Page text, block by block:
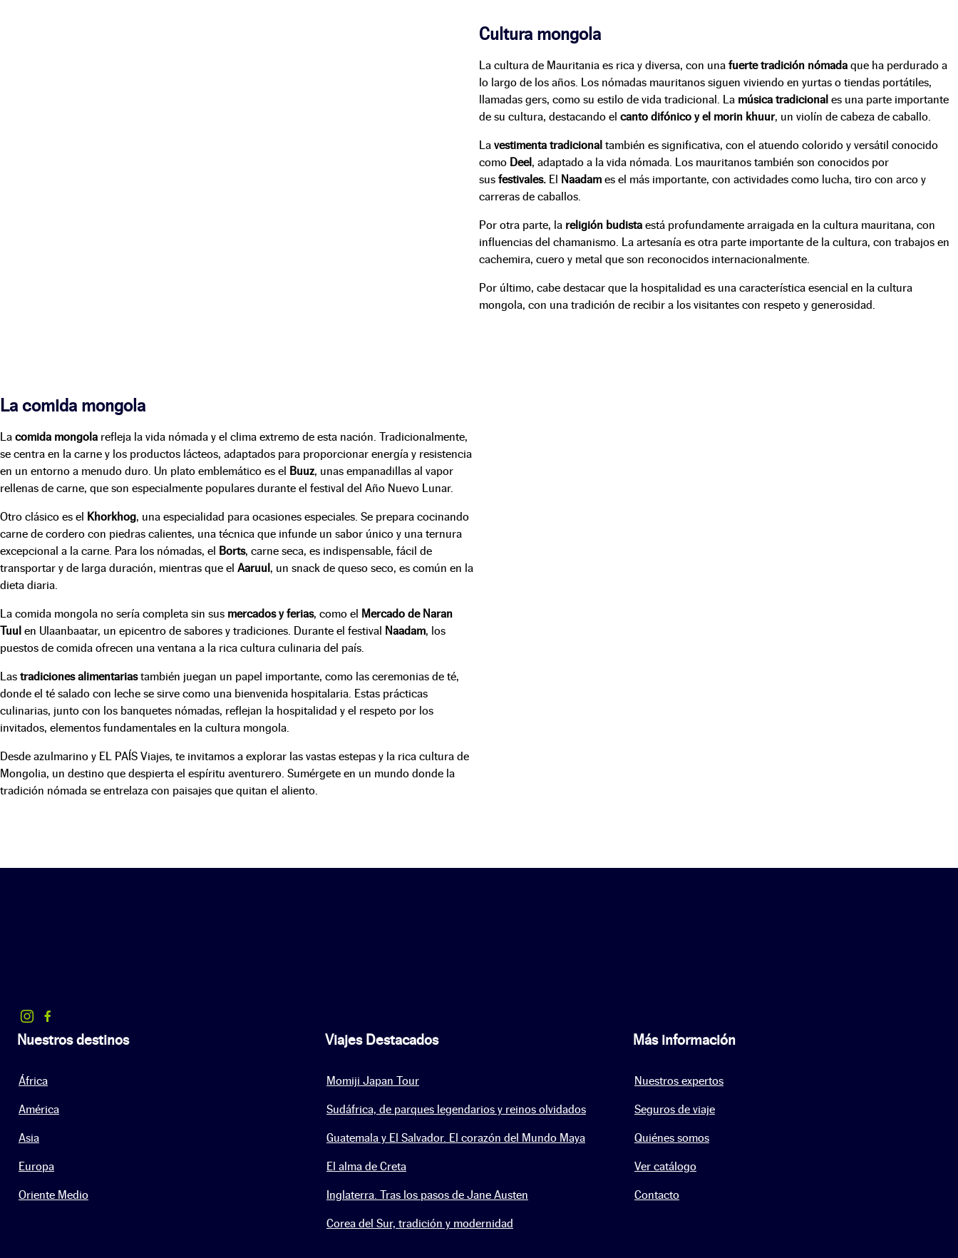
Cultura mongola
La cultura de Mauritania es rica y diversa, con una fuerte tradición nómada que ha perdurado a
lo largo de los años. Los nómadas mauritanos siguen viviendo en yurtas o tiendas portátiles,
llamadas gers, como su estilo de vida tradicional. La música tradicional es una parte importante
de su cultura, destacando el canto difónico y el morin khuur, un violín de cabeza de caballo.
La vestimenta tradicional también es significativa, con el atuendo colorido y versátil conocido
como Deel, adaptado a la vida nómada. Los mauritanos también son conocidos por
sus festivales. El Naadam es el más importante, con actividades como lucha, tiro con arco y
carreras de caballos.
Por otra parte, la religión budista está profundamente arraigada en la cultura mauritana, con
influencias del chamanismo. La artesanía es otra parte importante de la cultura, con trabajos en
cachemira, cuero y metal que son reconocidos internacionalmente.
Por último, cabe destacar que la hospitalidad es una característica esencial en la cultura
mongola, con una tradición de recibir a los visitantes con respeto y generosidad.
La comida mongola
La comida mongola refleja la vida nómada y el clima extremo de esta nación. Tradicionalmente,
se centra en la carne y los productos lácteos, adaptados para proporcionar energía y resistencia
en un entorno a menudo duro. Un plato emblemático es el Buuz, unas empanadillas al vapor
rellenas de carne, que son especialmente populares durante el festival del Año Nuevo Lunar.
Otro clásico es el Khorkhog, una especialidad para ocasiones especiales. Se prepara cocinando
carne de cordero con piedras calientes, una técnica que infunde un sabor único y una ternura
excepcional a la carne. Para los nómadas, el Borts, carne seca, es indispensable, fácil de
transportar y de larga duración, mientras que el Aaruul, un snack de queso seco, es común en la
dieta diaria.
La comida mongola no sería completa sin sus mercados y ferias, como el Mercado de Naran
Tuul en Ulaanbaatar, un epicentro de sabores y tradiciones. Durante el festival Naadam, los
puestos de comida ofrecen una ventana a la rica cultura culinaria del país.
Las tradiciones alimentariastambién juegan un papel importante, como las ceremonias de té,
donde el té salado con leche se sirve como una bienvenida hospitalaria. Estas prácticas
culinarias, junto con los banquetes nómadas, reflejan la hospitalidad y el respeto por los
invitados, elementos fundamentales en la cultura mongola.
Desde azulmarino y EL PAÍS Viajes, te invitamos a explorar las vastas estepas y la rica cultura de
Mongolia, un destino que despierta el espíritu aventurero. Sumérgete en un mundo donde la
tradición nómada se entrelaza con paisajes que quitan el aliento.
Nuestros destinos
África
América
Asia
Europa
Oriente Medio
Viajes Destacados
Momiji Japan Tour
Sudáfrica, de parques legendarios y reinos olvidados
Guatemala y El Salvador. El corazón del Mundo Maya
El alma de Creta
Inglaterra. Tras los pasos de Jane Austen
Corea del Sur, tradición y modernidad
Más información
Nuestros expertos
Seguros de viaje
Quiénes somos
Ver catálogo
Contacto